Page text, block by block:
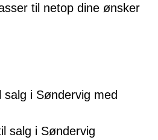
til netop dine ønsker
salg i Søndervig med
salg i Søndervig